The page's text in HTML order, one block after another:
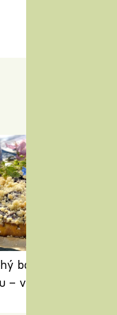
borůvkový koláč s
– vláčný moučník